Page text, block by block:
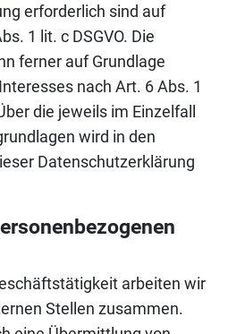
erforderlich sind auf
1 lit. c DSGVO. Die
ferner auf Grundlage
nach Art. 6 Abs. 1
die jeweils im Einzelfall
wird in den
Datenschutzerklärung
arbeiten wir
Stellen zusammen.